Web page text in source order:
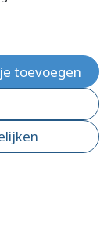
toevoegen